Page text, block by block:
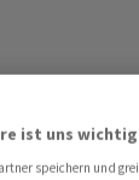
steigt
ist uns wichtig
speichern und